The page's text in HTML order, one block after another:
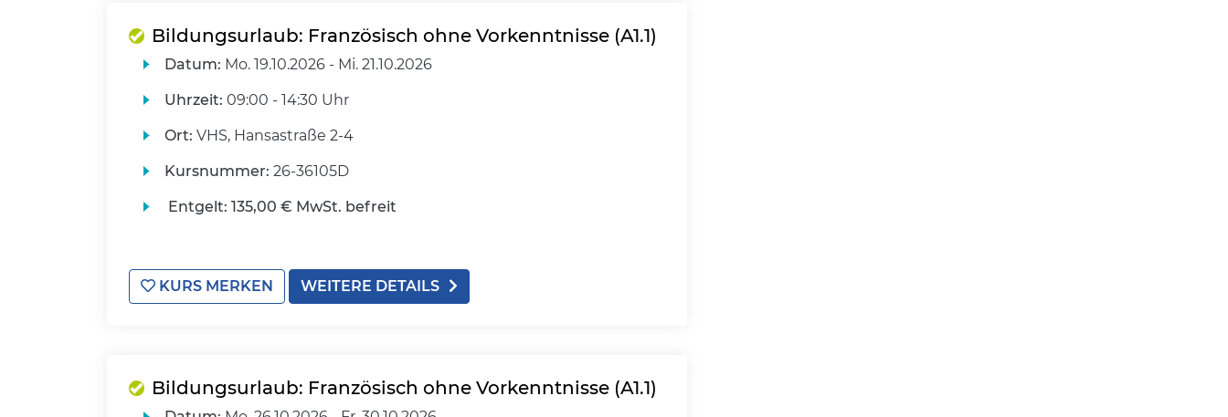
Bildungsurlaub: Französisch ohne Vorkenntnisse (A1.1)
Datum: Mo. 19.10.2026 - Mi. 21.10.2026
Uhrzeit: 09:00 - 14:30 Uhr
Ort: VHS, Hansastraße 2-4
Kursnummer: 26-36105D
Entgelt: 135,00 € MwSt. befreit
KURS MERKEN WEITERE DETAILS
Bildungsurlaub: Französisch ohne Vorkenntnisse (A1.1)